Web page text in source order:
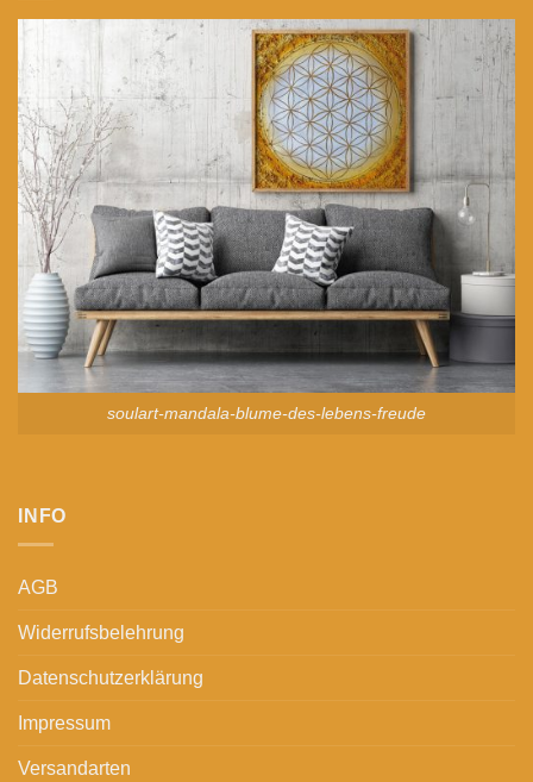
soulart-mandala-blume-des-lebens-freude
INFO
AGB
Widerrufsbelehrung
Datenschutzerklärung
Impressum
Versandarten